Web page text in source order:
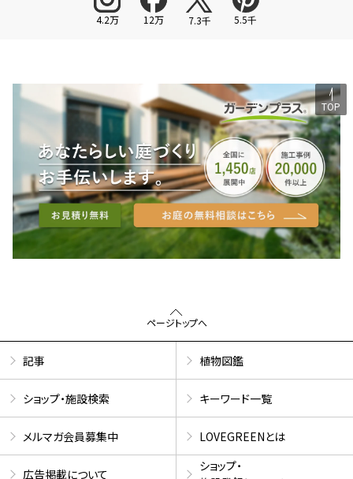
4.2万 12万 7.3千 5.5千
TOP
ページトップへ
記事 植物図鑑
ショップ・施設検索 キーワード一覧
メルマガ会員募集中 LOVEGREENとは
広告掲載について
ショップ・